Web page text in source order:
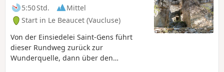
5:50 Std.
Mittel
Start in Le Beaucet (Vaucluse)
Von der Einsiedelei Saint-Gens führt
dieser Rundweg zurück zur
Wunderquelle, dann über den